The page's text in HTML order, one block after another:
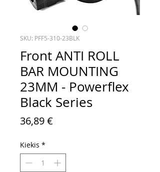
SKU: PFF5-310-23BLK
Front ANTI ROLL
BAR MOUNTING
23MM - Powerflex
Black Series
36,89 €
Kiekis *